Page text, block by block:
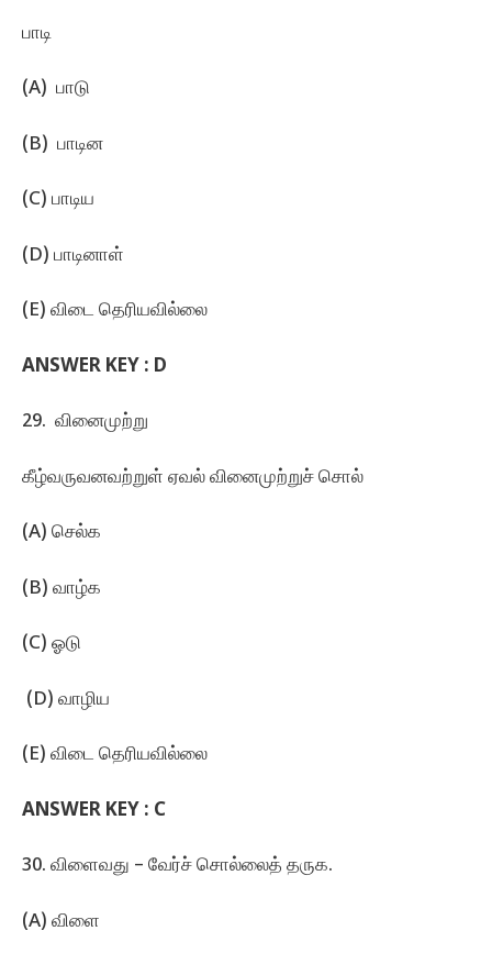
பாடி
(A) பாடு
(B) பாடின
(C) பாடிய
(D) பாடினாள்
(E) விடை தெரியவில்லை
ANSWER KEY : D
29. வினைமுற்று
கீழ்வருவனவற்றுள்‌ ஏவல்‌ வினைமுற்றுச்‌ சொல்‌
(A) செல்க
(B) வாழ்க
(C) ஓடு
(D) வாழிய
(E) விடை தெரியவில்லை
ANSWER KEY : C
30. விளைவது – வேர்ச்‌ சொல்லைத்‌ தருக.
(A) விளை